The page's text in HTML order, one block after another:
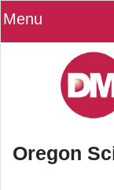
Menu
Oregon